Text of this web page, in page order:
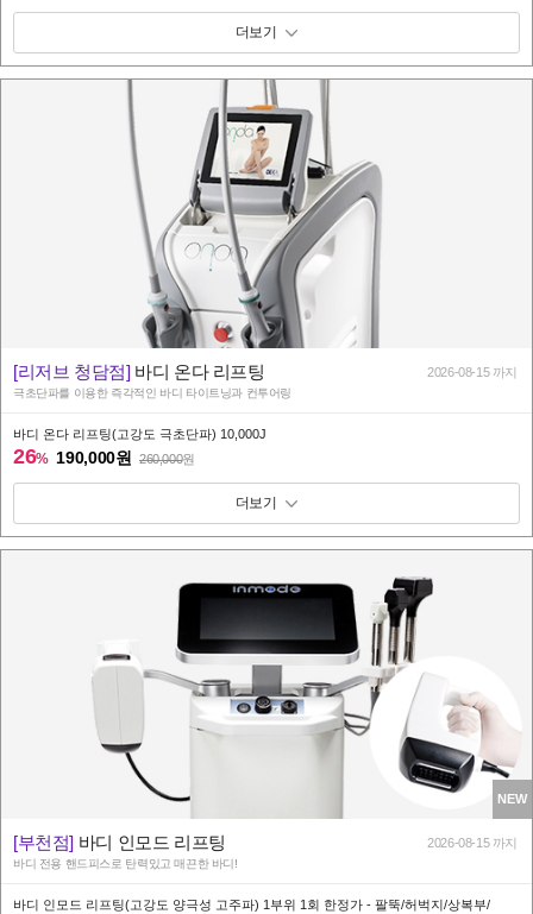
패키지 보기 토글
[리저브 청담점] 바디 온다 리프팅 2026-08-15 까지
극초단파를 이용한 즉각적인 바디 타이트닝과 컨투어링
바디 온다 리프팅(고강도 극초단파) 10,000J
26% 190,000원 260,000원
패키지 보기 토글
NEW
[부천점] 바디 인모드 리프팅 2026-08-15 까지
바디 전용 핸드피스로 탄력있고 매끈한 바디!
바디 인모드 리프팅(고강도 양극성 고주파) 1부위 1회 한정가 - 팔뚝/허벅지/상복부/